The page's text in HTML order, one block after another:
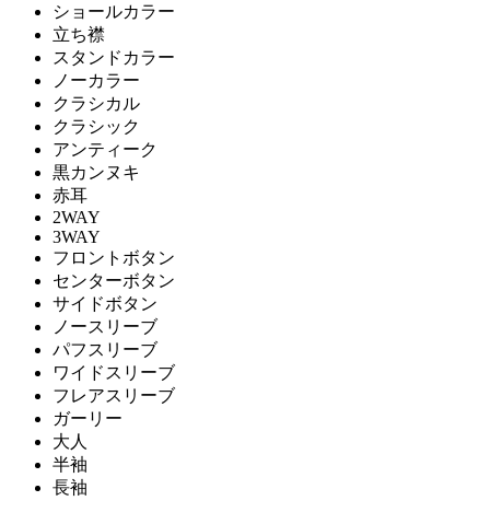
ショールカラー
立ち襟
スタンドカラー
ノーカラー
クラシカル
クラシック
アンティーク
黒カンヌキ
赤耳
2WAY
3WAY
フロントボタン
センターボタン
サイドボタン
ノースリーブ
パフスリーブ
ワイドスリーブ
フレアスリーブ
ガーリー
大人
半袖
長袖